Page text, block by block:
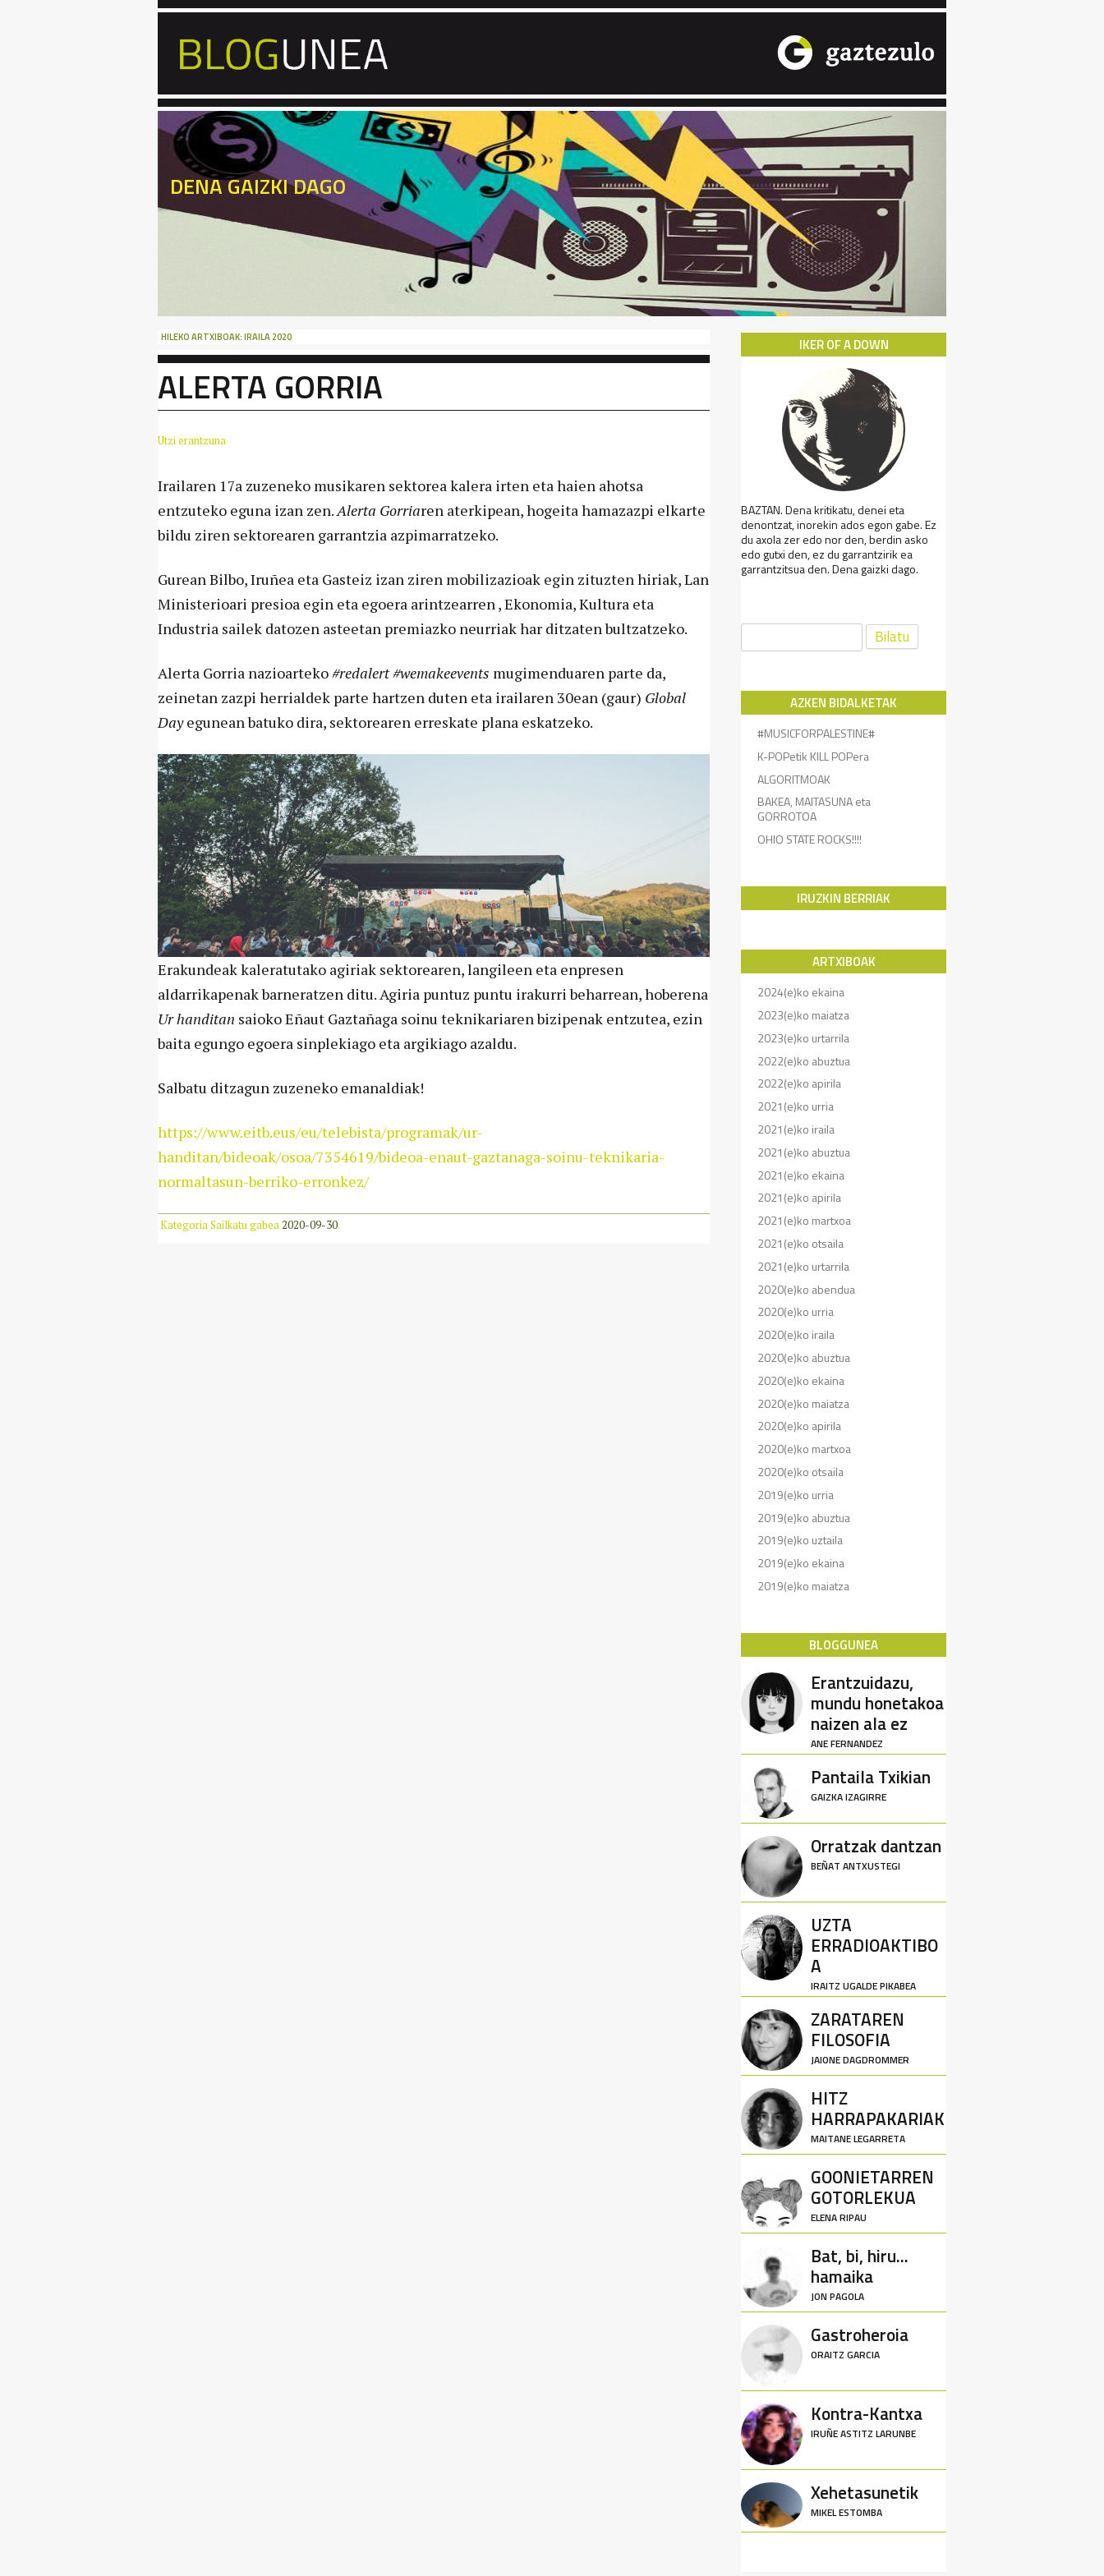
DENA GAIZKI DAGO
HILEKO ARTXIBOAK:IRAILA 2020
ALERTA GORRIA
Utzi erantzuna
Irailaren 17a zuzeneko musikaren sektorea kalera irten eta haien ahotsa
entzuteko eguna izan zen.Alerta Gorriaren aterkipean, hogeita hamazazpi elkarte
bildu ziren sektorearen garrantzia azpimarratzeko.
Gurean Bilbo, Iruñea eta Gasteiz izan ziren mobilizazioak egin zituzten hiriak, Lan
Ministerioari presioa egin eta egoera arintzearren , Ekonomia, Kultura eta
Industria sailek datozen asteetan premiazko neurriak har ditzaten bultzatzeko.
Alerta Gorria nazioarteko#redalert #wemakeevents mugimenduaren parte da,
zeinetan zazpi herrialdek parte hartzen duten eta irailaren 30ean (gaur) Global
Dayegunean batuko dira, sektorearen erreskate plana eskatzeko.
Erakundeak kaleratutako agiriak sektorearen, langileen eta enpresen
aldarrikapenak barneratzen ditu. Agiria puntuz puntu irakurri beharrean, hoberena
Ur handitan saioko Eñaut Gaztañaga soinu teknikariaren bizipenak entzutea, ezin
baita egungo egoera sinplekiago eta argikiago azaldu.
Salbatu ditzagun zuzeneko emanaldiak!
https://www.eitb.eus/eu/telebista/programak/ur-
handitan/bideoak/osoa/7354619/bideoa-enaut-gaztanaga-soinu-teknikaria-
normaltasun-berriko-erronkez/
Kategoria Sailkatu gabea2020-09-30.
IKER OF A DOWN
BAZTAN. Dena kritikatu, denei eta
denontzat, inorekin ados egon gabe. Ez
du axola zer edo nor den, berdin asko
edo gutxi den, ez du garrantzirik ea
garrantzitsua den. Dena gaizki dago.
Bilatu:
AZKEN BIDALKETAK
#MUSICFORPALESTINE#
K-POPetik KILL POPera
ALGORITMOAK
BAKEA, MAITASUNA eta
GORROTOA
OHIO STATE ROCKS!!!!
IRUZKIN BERRIAK
ARTXIBOAK
2024(e)ko ekaina
2023(e)ko maiatza
2023(e)ko urtarrila
2022(e)ko abuztua
2022(e)ko apirila
2021(e)ko urria
2021(e)ko iraila
2021(e)ko abuztua
2021(e)ko ekaina
2021(e)ko apirila
2021(e)ko martxoa
2021(e)ko otsaila
2021(e)ko urtarrila
2020(e)ko abendua
2020(e)ko urria
2020(e)ko iraila
2020(e)ko abuztua
2020(e)ko ekaina
2020(e)ko maiatza
2020(e)ko apirila
2020(e)ko martxoa
2020(e)ko otsaila
2019(e)ko urria
2019(e)ko abuztua
2019(e)ko uztaila
2019(e)ko ekaina
2019(e)ko maiatza
BLOGGUNEA
Erantzuidazu,
mundu honetakoa
naizen ala ez
ANE FERNANDEZ
Pantaila Txikian
GAIZKA IZAGIRRE
Orratzak dantzan
BEÑAT ANTXUSTEGI
UZTA
ERRADIOAKTIBO
A
IRAITZ UGALDE PIKABEA
ZARATAREN
FILOSOFIA
JAIONE DAGDROMMER
HITZ
HARRAPAKARIAK
MAITANE LEGARRETA
GOONIETARREN
GOTORLEKUA
ELENA RIPAU
Bat, bi, hiru...
hamaika
JON PAGOLA
Gastroheroia
ORAITZ GARCIA
Kontra-Kantxa
IRUÑE ASTITZ LARUNBE
Xehetasunetik
MIKEL ESTOMBA